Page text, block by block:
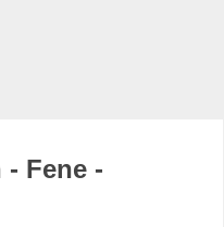
Fene -